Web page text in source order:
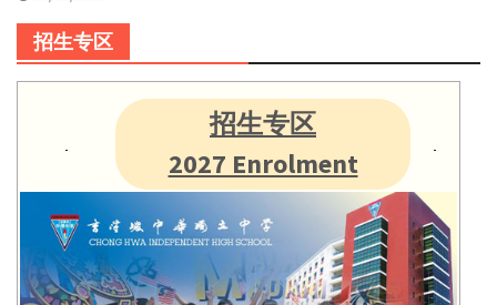
招生专区
招生专区
2027 Enrolment